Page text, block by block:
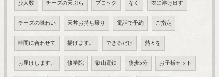
少人数 チーズの天ぷら ブロック なく 衣に溶け出す
チーズの味わい 天丼お持ち帰り 電話で予約 ご指定
時間に合わせて 揚げます。 できるだけ 熱々を
お届けします。 修学院 叡山電鉄 徒歩5分 お子様セット